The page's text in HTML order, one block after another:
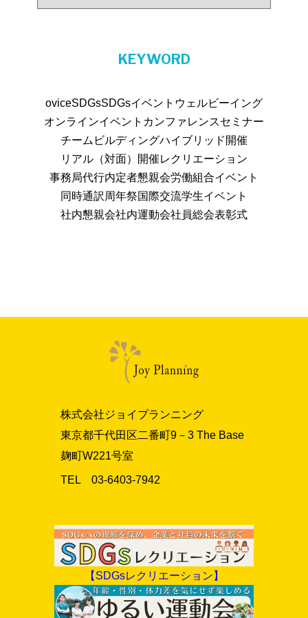
KEYWORD
oviceSDGsSDGsイベント ウェルビーイング
オンラインイベント カンファレンスセミナー
チームビルディングハイブリッド開催
リアル（対面）開催レクリエーション
事務局代行内定者懇親会労働組合イベント
同時通訳 周年祭国際交流学生イベント
社内懇親会社内運動会社員総会表彰式
株式会社ジョイプランニング
東京都千代田区二番町9－3 The Base
麹町W221号室
TEL 03‐6403‐7942
【SDGsレクリエーション】